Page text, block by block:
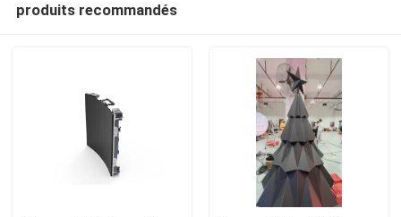
produits recommandés